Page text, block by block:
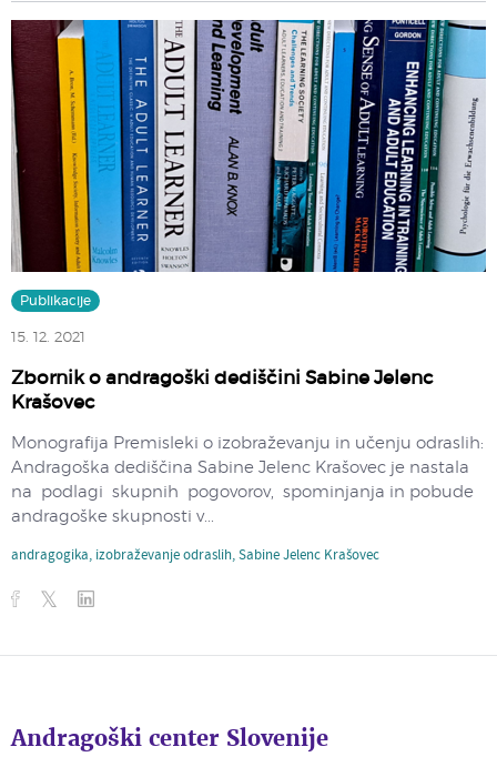
Publikacije
15. 12. 2021
Zbornik o andragoški dediščini Sabine Jelenc
Krašovec
Monografija Premisleki o izobraževanju in učenju odraslih:
Andragoška dediščina Sabine Jelenc Krašovec je nastala
na podlagi skupnih pogovorov, spominjanja in pobude
andragoške skupnosti v...
andragogika, izobraževanje odraslih,Sabine Jelenc Krašovec
Andragoški center Slovenije